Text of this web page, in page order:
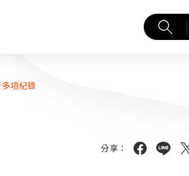
項紀錄
分享：